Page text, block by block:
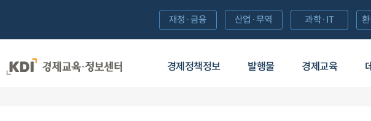
경제정책정보 발행물 경제교육
재정·금융 산업·무역 과학·IT